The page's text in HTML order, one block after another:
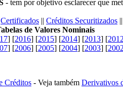
- tem por objetivo esclarecer que
Certificados || Créditos Securitizados ||
de Valores Nominais
] [2016] [2015] [2014] [2013] [2012
] [2006] [2005] [2004] [2003] [2002
Créditos - Veja também Derivativos